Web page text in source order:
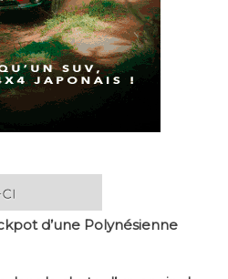
d’une Polynésienne